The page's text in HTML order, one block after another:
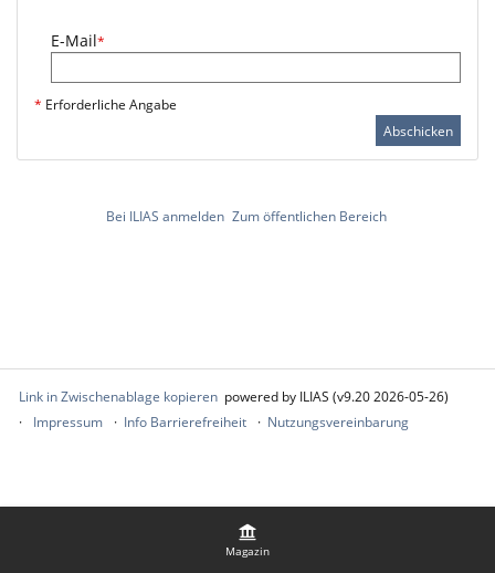
Magazin
E-Mail*
* Erforderliche Angabe
Abschicken
Bei ILIAS anmelden Zum öffentlichen Bereich
Link in Zwischenablage kopieren powered by ILIAS (v9.20 2026-05-26)
Impressum
Info Barrierefreiheit Nutzungsvereinbarung